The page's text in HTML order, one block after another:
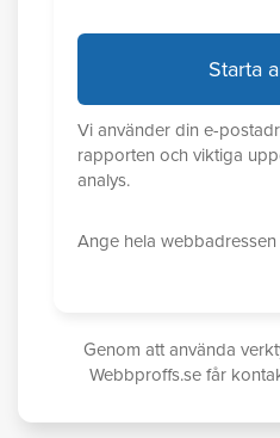
Starta
Vi använder din e-
rapporten och viktiga
analys.
Ange hela
Genom att använda
Webbproffs.se får